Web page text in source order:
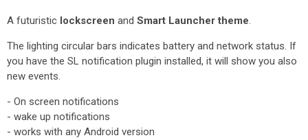
A futuristic lockscreen and Smart Launcher theme.
The lighting circular bars indicates battery and network status. If
you have the SL notification plugin installed, it will show you also
new events.
- On screen notifications
- wake up notifications
- works with any Android version